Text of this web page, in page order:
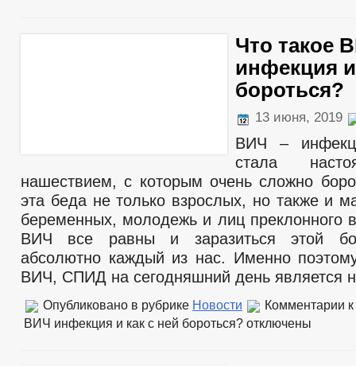
Что такое
инфекция
бороться?
13 июня, 2019
ВИЧ –
стала
нашествием, с которым очень сложно
эта беда не только взрослых, но также и
беременных, молодежь и лиц преклонного
ВИЧ все равны и заразиться этой
абсолютно каждый из нас. Именно
ВИЧ, СПИД на сегодняшний день является
Опубликовано в рубрике Новости Комментарии
ВИЧ инфекция и как с ней бороться? отключены